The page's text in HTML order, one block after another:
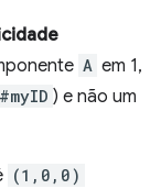
A em 1,
#myID ) e não um
(1,0,0)